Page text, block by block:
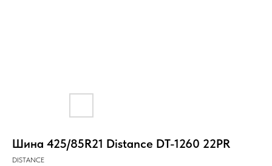
Шина 425/85R21 Distance DT-1260 22PR
DISTANCE